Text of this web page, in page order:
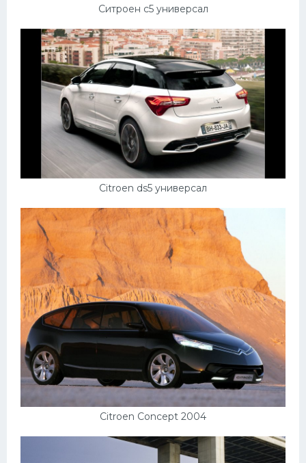
Ситроен с5 универсал
Citroen ds5 универсал
Citroen Concept 2004